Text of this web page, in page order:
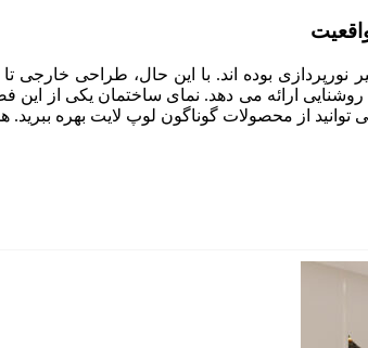
ارائه می دهد. نمای ساختمان یکی از این
از محصولات گوناگون لوپ لایت بهره ببرید.